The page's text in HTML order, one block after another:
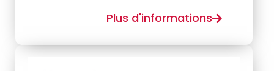
Plus d'informations